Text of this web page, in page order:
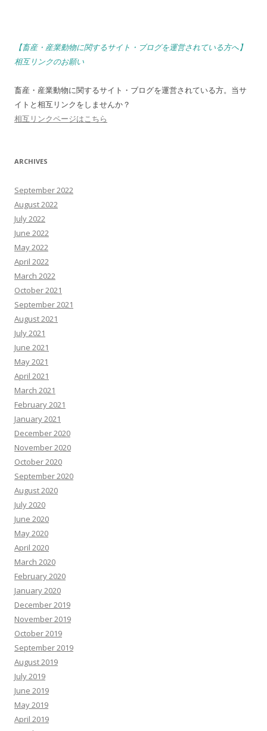
【畜産・産業動物に関するサイト・ブログを運営されている方へ】
相互リンクのお願い
畜産・産業動物に関するサイト・ブログを運営されている方。当サ
イトと相互リンクをしませんか？
相互リンクページはこちら
ARCHIVES
September 2022
August 2022
July 2022
June 2022
May 2022
April 2022
March 2022
October 2021
September 2021
August 2021
July 2021
June 2021
May 2021
April 2021
March 2021
February 2021
January 2021
December 2020
November 2020
October 2020
September 2020
August 2020
July 2020
June 2020
May 2020
April 2020
March 2020
February 2020
January 2020
December 2019
November 2019
October 2019
September 2019
August 2019
July 2019
June 2019
May 2019
April 2019